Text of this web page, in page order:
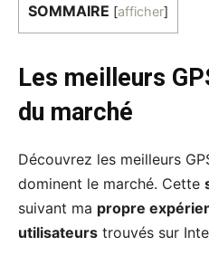
SOMMAIRE [afficher]
Les meilleurs
du marché
Découvrez les meilleurs
dominent le marché. Cette
suivant ma propre
utilisateurs trouvés sur